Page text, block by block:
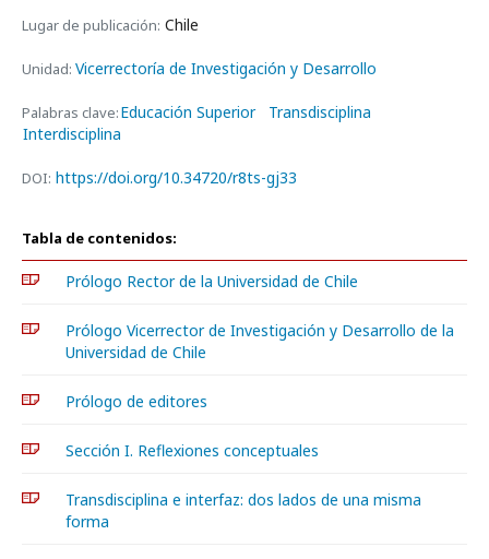
Lugar de publicación: Chile
Unidad: Vicerrectoría de Investigación y Desarrollo
Palabras clave:Educación Superior
Transdisciplina
Interdisciplina
DOI: https://doi.org/10.34720/r8ts-gj33
Tabla de contenidos:
Prólogo Rector de la Universidad de Chile
Prólogo Vicerrector de Investigación y Desarrollo de la
Universidad de Chile
Prólogo de editores
Sección I. Reflexiones conceptuales
Transdisciplina e interfaz: dos lados de una misma
forma